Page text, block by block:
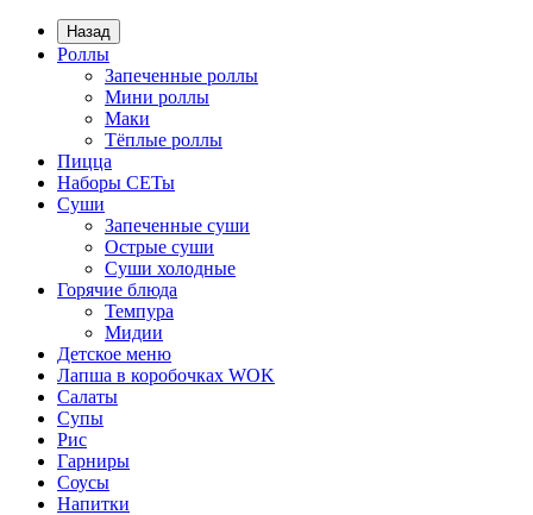
Назад
Роллы
Запеченные роллы
Мини роллы
Маки
Тёплые роллы
Пицца
Наборы СЕТы
Суши
Запеченные суши
Острые суши
Суши холодные
Горячие блюда
Темпура
Мидии
Детское меню
Лапша в коробочках WOK
Салаты
Супы
Рис
Гарниры
Соусы
Напитки